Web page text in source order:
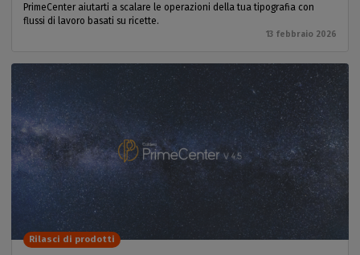
PrimeCenter aiutarti a scalare le operazioni della tua tipografia con
flussi di lavoro basati su ricette.
13 febbraio 2026
Rilasci di prodotti